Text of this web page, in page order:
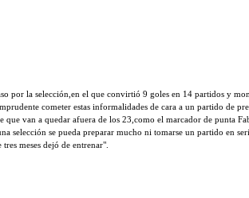
por la selección,en el que convirtió 9 goles en 14 partidos y
cometer estas informalidades de cara a un partido de
van a quedar afuera de los 23,como el marcador de punta
selección se pueda preparar mucho ni tomarse un partido en
meses dejó de entrenar".